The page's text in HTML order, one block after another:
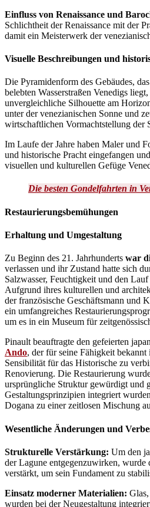
Einfluss von Renaissance und
Schlichtheit der Renaissance mit der
damit ein Meisterwerk der
Visuelle Beschreibungen und
Die Pyramidenform des Gebäudes,
belebten Wasserstraßen Venedigs
unvergleichliche Silhouette am
unter der venezianischen Sonne und
wirtschaftlichen Vormachtstellung der
Im Laufe der Jahre haben Maler und
und historische Pracht eingefangen
visuellen und kulturellen Gefüge
Die besten Gondelfahrten in
Restaurierungsbemühungen
Erhaltung und Umgestaltung
Zu Beginn des 21. Jahrhunderts war
verlassen und ihr Zustand hatte sich
Salzwasser, Feuchtigkeit und den
Aufgrund ihres kulturellen und
der französische Geschäftsmann und
ein umfangreiches
um es in ein Museum für
Pinault beauftragte den gefeierten
Ando, der für seine Fähigkeit
Sensibilität für das Historische zu
Renovierung. Die Restaurierung
ursprüngliche Struktur gewürdigt und
Gestaltungsprinzipien integriert
Dogana zu einer zeitlosen Mischung
Wesentliche Änderungen und
Strukturelle Verstärkung: Um den
der Lagune entgegenzuwirken, wurde
verstärkt, um sein Fundament zu
Einsatz moderner Materialien:
wurden bei der Neugestaltung